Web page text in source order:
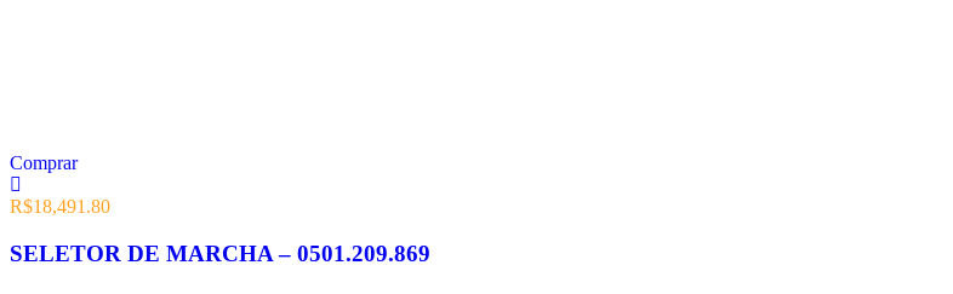
Comprar
R$18,491.80
SELETOR DE MARCHA – 0501.209.869